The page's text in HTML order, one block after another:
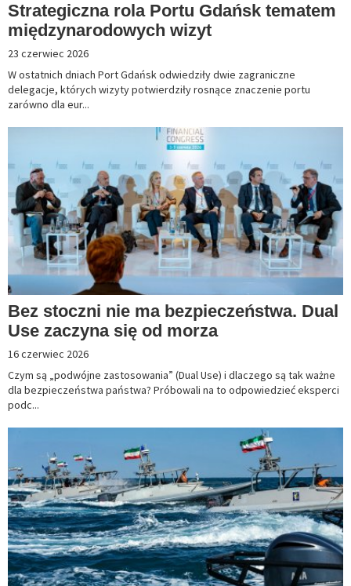
Strategiczna rola Portu Gdańsk tematem
międzynarodowych wizyt
23 czerwiec 2026
W ostatnich dniach Port Gdańsk odwiedziły dwie zagraniczne
delegacje, których wizyty potwierdziły rosnące znaczenie portu
zarówno dla eur...
Bez stoczni nie ma bezpieczeństwa. Dual
Use zaczyna się od morza
16 czerwiec 2026
Czym są „podwójne zastosowania” (Dual Use) i dlaczego są tak ważne
dla bezpieczeństwa państwa? Próbowali na to odpowiedzieć eksperci
podc...